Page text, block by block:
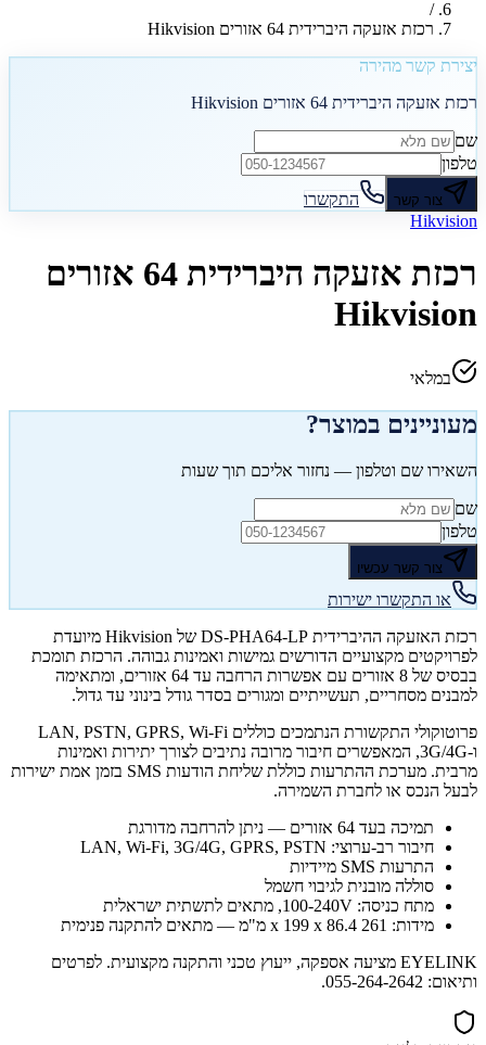
/
רכזת אזעקה היברידית 64 אזורים Hikvision
יצירת קשר מהירה
רכזת אזעקה היברידית 64 אזורים Hikvision
שם
טלפון
צור קשר
התקשרו
Hikvision
רכזת אזעקה היברידית 64 אזורים
Hikvision
במלאי
מעוניינים במוצר?
השאירו שם וטלפון — נחזור אליכם תוך שעות
שם
טלפון
צור קשר עכשיו
או התקשרו ישירות
רכזת האזעקה ההיברידית DS-PHA64-LP של Hikvision מיועדת
לפרויקטים מקצועיים הדורשים גמישות ואמינות גבוהה. הרכזת תומכת
בבסיס של 8 אזורים עם אפשרות הרחבה עד 64 אזורים, ומתאימה
למבנים מסחריים, תעשייתיים ומגורים בסדר גודל בינוני עד גדול.
פרוטוקולי התקשורת הנתמכים כוללים LAN, PSTN, GPRS, Wi-Fi
ו-3G/4G, המאפשרים חיבור מרובה נתיבים לצורך יתירות ואמינות
מרבית. מערכת ההתרעות כוללת שליחת הודעות SMS בזמן אמת ישירות
לבעל הנכס או לחברת השמירה.
תמיכה בעד 64 אזורים — ניתן להרחבה מדורגת
חיבור רב-ערוצי: LAN, Wi-Fi, 3G/4G, GPRS, PSTN
התרעות SMS מיידיות
סוללה מובנית לגיבוי חשמל
מתח כניסה: 100-240V, מתאים לתשתית ישראלית
מידות: 261 x 199 x 86.4 מ"מ — מתאים להתקנה פנימית
EYELINK מציעה אספקה, ייעוץ טכני והתקנה מקצועית. לפרטים
ותיאום: 055-264-2642.